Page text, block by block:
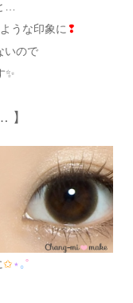
…
うな印象に ❢
いので
✨
】
✩⋆ ｡˚